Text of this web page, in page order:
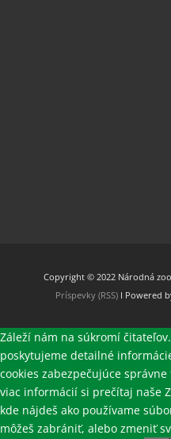
Copyright © 2022 Národná
Príspevky (RSS)I Powered
Záleží nám na súkromí
poskytujeme detailné
cookies zabezpečujúce
viac informácií si prečítaj naše
kde nájdeš ako používame
môžeš zabrániť, alebo zmeniť